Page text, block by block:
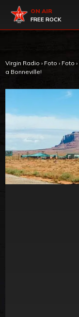
Virgin Radio
ON AIR
FREE ROCK
Virgin Radio › Foto › Foto ›
a Bonneville!